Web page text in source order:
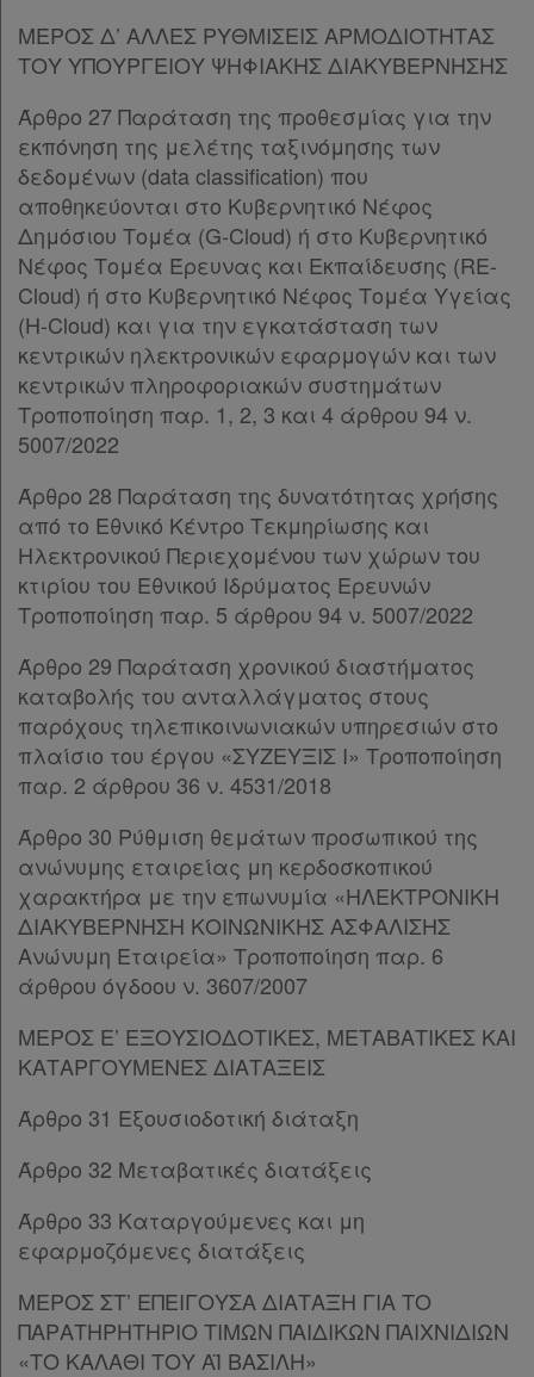
ΜΕΡΟΣ Δ’ ΑΛΛΕΣ ΡΥΘΜΙΣΕΙΣ ΑΡΜΟΔΙΟΤΗΤΑΣ
ΤΟΥ ΥΠΟΥΡΓΕΙΟΥ ΨΗΦΙΑΚΗΣ ΔΙΑΚΥΒΕΡΝΗΣΗΣ
Άρθρο 27 Παράταση της προθεσμίας για την
εκπόνηση της μελέτης ταξινόμησης των
δεδομένων (data classification) που
αποθηκεύονται στο Κυβερνητικό Νέφος
Δημόσιου Τομέα (G-Cloud) ή στο Κυβερνητικό
Νέφος Τομέα Έρευνας και Εκπαίδευσης (RE-
Cloud) ή στο Κυβερνητικό Νέφος Τομέα Υγείας
(H-Cloud) και για την εγκατάσταση των
κεντρικών ηλεκτρονικών εφαρμογών και των
κεντρικών πληροφοριακών συστημάτων
Τροποποίηση παρ. 1, 2, 3 και 4 άρθρου 94 ν.
5007/2022
Άρθρο 28 Παράταση της δυνατότητας χρήσης
από το Εθνικό Κέντρο Τεκμηρίωσης και
Ηλεκτρονικού Περιεχομένου των χώρων του
κτιρίου του Εθνικού Ιδρύματος Ερευνών
Τροποποίηση παρ. 5 άρθρου 94 ν. 5007/2022
Άρθρο 29 Παράταση χρονικού διαστήματος
καταβολής του ανταλλάγματος στους
παρόχους τηλεπικοινωνιακών υπηρεσιών στο
πλαίσιο του έργου «ΣΥΖΕΥΞΙΣ Ι» Τροποποίηση
παρ. 2 άρθρου 36 ν. 4531/2018
Άρθρο 30 Ρύθμιση θεμάτων προσωπικού της
ανώνυμης εταιρείας μη κερδοσκοπικού
χαρακτήρα με την επωνυμία «ΗΛΕΚΤΡΟΝΙΚΗ
ΔΙΑΚΥΒΕΡΝΗΣΗ ΚΟΙΝΩΝΙΚΗΣ ΑΣΦΑΛΙΣΗΣ
Ανώνυμη Εταιρεία» Τροποποίηση παρ. 6
άρθρου όγδοου ν. 3607/2007
ΜΕΡΟΣ Ε’ ΕΞΟΥΣΙΟΔΟΤΙΚΕΣ, ΜΕΤΑΒΑΤΙΚΕΣ ΚΑΙ
ΚΑΤΑΡΓΟΥΜΕΝΕΣ ΔΙΑΤΑΞΕΙΣ
Άρθρο 31 Εξουσιοδοτική διάταξη
Άρθρο 32 Μεταβατικές διατάξεις
Άρθρο 33 Καταργούμενες και μη
εφαρμοζόμενες διατάξεις
ΜΕΡΟΣ ΣΤ’ ΕΠΕΙΓΟΥΣΑ ΔΙΑΤΑΞΗ ΓΙΑ ΤΟ
ΠΑΡΑΤΗΡΗΤΗΡΙΟ ΤΙΜΩΝ ΠΑΙΔΙΚΩΝ ΠΑΙΧΝΙΔΙΩΝ
«ΤΟ ΚΑΛΑΘΙ ΤΟΥ ΑΪ ΒΑΣΙΛΗ»